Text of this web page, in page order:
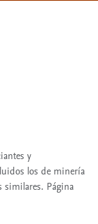
y
los de minería
similares. Página